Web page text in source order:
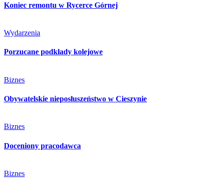
Koniec remontu w Rycerce Górnej
Wydarzenia
Porzucane podkłady kolejowe
Biznes
Obywatelskie nieposłuszeństwo w Cieszynie
Biznes
Doceniony pracodawca
Biznes